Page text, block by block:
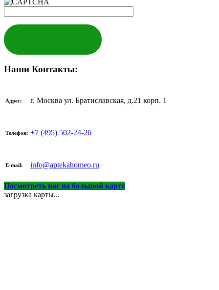
Наши Контакты:
Адрес: г. Москва ул. Братиславская, д.21 корп. 1
Телефон: +7 (495) 502-24-26
E-mail: info@aptekahomeo.ru
Посмотреть нас на большой карте
загрузка карты...